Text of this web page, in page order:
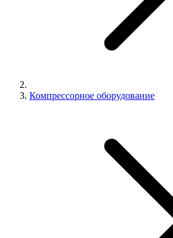
Компрессорное оборудование